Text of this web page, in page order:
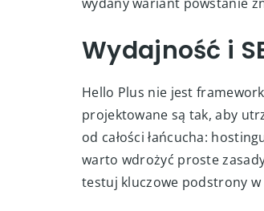
Wydajność i
Hello Plus nie jest
projektowane są tak, aby
od całości łańcucha:
warto wdrożyć proste
testuj kluczowe podstrony w